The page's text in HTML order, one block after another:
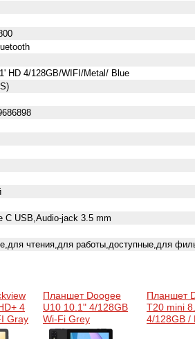
HD 4/128GB/WIFI/Metal/ Blue
C USB,Audio-jack 3.5 mm
чтения,для работы,доступные,для
4
Gray
Планшет Doogee
U10 10.1" 4/128GB
Wi-Fi Grey
(6924351647773)
Планшет
T20 mini
4/128GB /